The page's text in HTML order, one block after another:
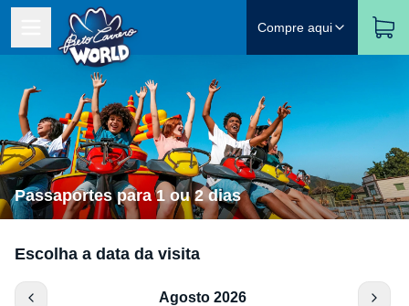
Compre aqui
Passaportes para 1 ou 2 dias
Escolha a data da visita
Agosto 2026